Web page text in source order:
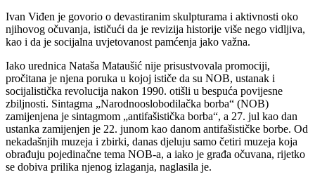
Ivan Viđen je govorio o devastiranim skulpturama i aktivnosti oko
njihovog očuvanja, ističući da je revizija historije više nego vidljiva,
kao i da je socijalna uvjetovanost pamćenja jako važna.
Iako urednica Nataša Mataušić nije prisustvovala promociji,
pročitana je njena poruka u kojoj ističe da su NOB, ustanak i
socijalistička revolucija nakon 1990. otišli u bespuća povijesne
zbiljnosti. Sintagma „Narodnooslobodilačka borba“ (NOB)
zamijenjena je sintagmom „antifašistička borba“, a 27. jul kao dan
ustanka zamijenjen je 22. junom kao danom antifašističke borbe. Od
nekadašnjih muzeja i zbirki, danas djeluju samo četiri muzeja koja
obrađuju pojedinačne tema NOB-a, a iako je građa očuvana, rijetko
se dobiva prilika njenog izlaganja, naglasila je.